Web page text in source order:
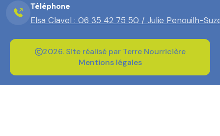
Téléphone
Elsa Clavel : 06 35 42 75 50 / Julie Penouilh-
2026. Site réalisé par Terre Nourricière
Mentions légales